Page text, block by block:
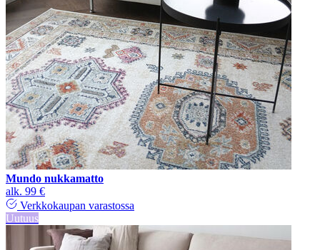
Mundo nukkamatto
alk. 99 €
Verkkokaupan varastossa
Uutuus